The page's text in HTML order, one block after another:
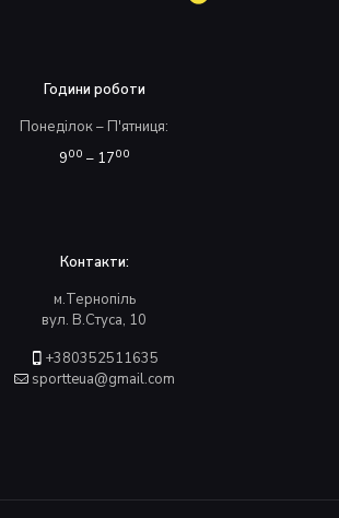
Години роботи
Понеділок – П'ятниця:
900 – 1700
Контакти:
м.Тернопіль
вул. В.Стуса, 10
+380352511635
sportteua@gmail.com